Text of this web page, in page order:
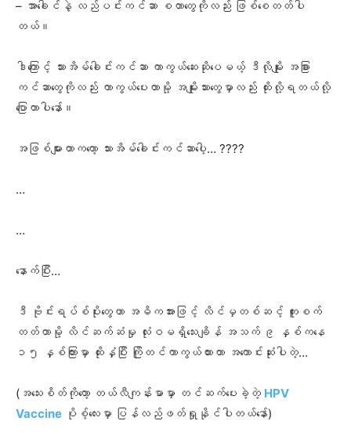
– အာခေါင်နဲ့ လည်ပင်းကင်ဆာ စတာတွေကိုလည်း ဖြစ်စေတတ်ပါ
တယ်။
ဒါကြောင့် သားအိမ်ခေါင်းကင်ဆာ ကာကွယ်ဆေးဆိုပေမယ့် ဒီလိုမျိုး အခြား
ကင်ဆာတွေကိုလည်း ကာကွယ်ပေးတာမို့ အမျိုးသားတွေမှာလည်း ထိုးလို့ရတယ်လို့
ပြောတာပါနော်။
အဖြစ်များတာကတော့ သားအိမ်ခေါင်းကင်ဆာပေါ့… ????
…
…
နောက်ပြီး…
ဒီ ဗိုင်းရပ်စ်ပိုးတွေဟာ အဓိကအားဖြင့် လိင်မှတစ်ဆင့် ကူးစက်
တတ်တာမို့ လိင်ဆက်ဆံမှု လုံးဝမရှိသေးချိန် အသက် ၉ နှစ်ကနေ
၁၅ နှစ်ကြားမှာ ထိုးနှံပြီး ကြိုတင်ကာကွယ်ထားတာ အကောင်းဆုံးပါတဲ့…
(အသေးစိတ်ကိုတော့ တယ်လီကျန်းမာမှာ တင်ဆက်ပေးခဲ့တဲ့ HPV
Vaccine ပိုစ့်လေးမှာ ပြန်လည်ဖတ်ရှုနိုင်ပါတယ်နော်)